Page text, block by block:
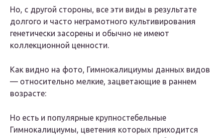
Но, с другой стороны, все эти виды в результате
долгого и часто неграмотного культивирования
генетически засорены и обычно не имеют
коллекционной ценности.
Как видно на фото, Гимнокалициумы данных видов
— относительно мелкие, зацветающие в раннем
возрасте:
Но есть и популярные крупностебельные
Гимнокалициумы, цветения которых приходится